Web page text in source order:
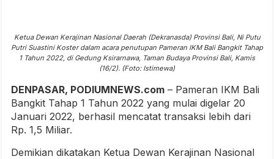
Ketua Dewan Kerajinan Nasional Daerah (Dekranasda) Provinsi Bali, Ni Putu
Putri Suastini Koster dalam acara penutupan Pameran IKM Bali Bangkit Tahap
1 Tahun 2022, di Gedung Ksirarnawa, Taman Budaya Provinsi Bali, Kamis
(16/2). (Foto: Istimewa)
DENPASAR, PODIUMNEWS.com – Pameran IKM Bali
Bangkit Tahap 1 Tahun 2022 yang mulai digelar 20
Januari 2022, berhasil mencatat transaksi lebih dari
Rp. 1,5 Miliar.
Demikian dikatakan Ketua Dewan Kerajinan Nasional